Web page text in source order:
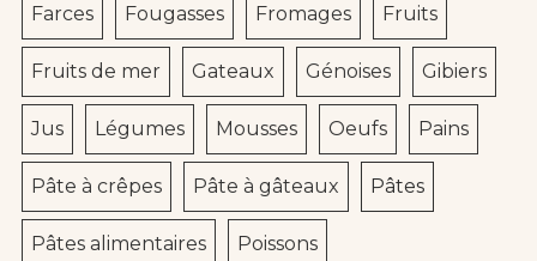
Farces Fougasses Fromages Fruits
Fruits de mer Gateaux Génoises Gibiers
Jus Légumes Mousses Oeufs Pains
Pâte à crêpes Pâte à gâteaux Pâtes
Pâtes alimentaires Poissons